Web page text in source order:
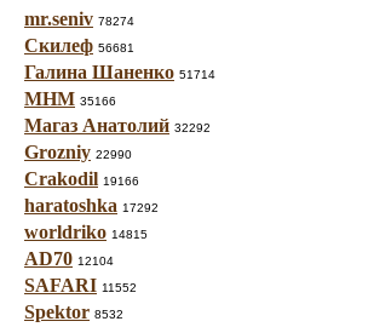
mr.seniv 78274
Скилеф 56681
Галина Шаненко 51714
МНМ 35166
Магаз Анатолий 32292
Grozniy 22990
Crakodil 19166
haratoshka 17292
worldriko 14815
AD70 12104
SAFARI 11552
Spektor 8532